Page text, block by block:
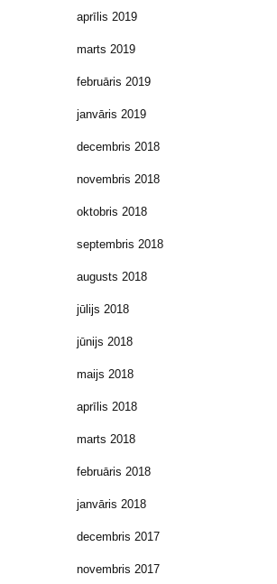
aprīlis 2019
marts 2019
februāris 2019
janvāris 2019
decembris 2018
novembris 2018
oktobris 2018
septembris 2018
augusts 2018
jūlijs 2018
jūnijs 2018
maijs 2018
aprīlis 2018
marts 2018
februāris 2018
janvāris 2018
decembris 2017
novembris 2017